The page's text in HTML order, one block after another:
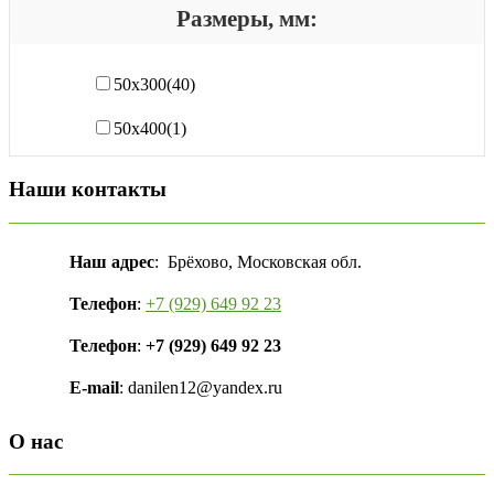
Размеры, мм:
50х300(40)
50х400(1)
Наши контакты
Наш адрес: Брёхово, Московская обл.
Телефон: +7 (929) 649 92 23
Телефон: +7 (929) 649 92 23
E-mail: danilen12@yandex.ru
О нас